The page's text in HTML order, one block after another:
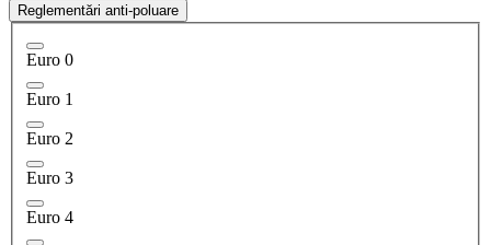
Reglementări anti-poluare
Euro 0
Euro 1
Euro 2
Euro 3
Euro 4